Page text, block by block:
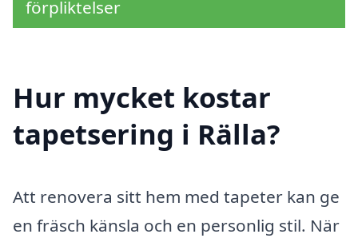
förpliktelser
Hur mycket kostar
tapetsering i Rälla?
Att renovera sitt hem med tapeter kan ge
en fräsch känsla och en personlig stil. När